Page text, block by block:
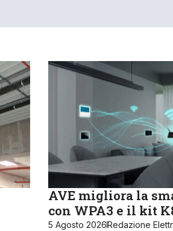
AVE migliora la
con WPA3 e il kit
5 Agosto 2026Redazione